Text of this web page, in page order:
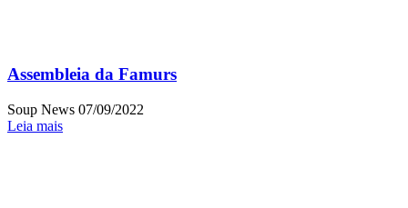
Assembleia da Famurs
Soup News 07/09/2022
Leia mais